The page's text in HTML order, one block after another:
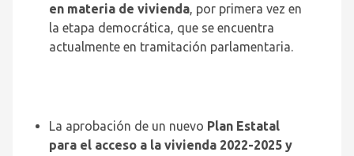
en materia de vivienda, por primera vez en
la etapa democrática, que se encuentra
actualmente en tramitación parlamentaria.
La aprobación de un nuevo Plan Estatal
para el acceso a la vivienda 2022-2025 y